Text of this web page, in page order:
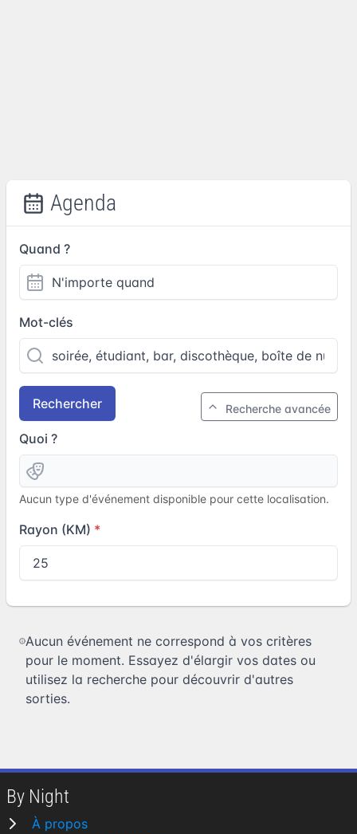
Agenda
Quand ?
Mot-clés
Rechercher Recherche avancée
Quoi ?
Aucun type d'événement disponible pour cette localisation.
Rayon (KM)
Aucun événement ne correspond à vos critères
pour le moment. Essayez d'élargir vos dates ou
utilisez la recherche pour découvrir d'autres
sorties.
By Night
À propos